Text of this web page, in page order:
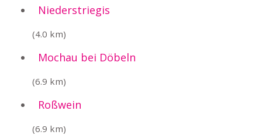
Niederstriegis
(4.0 km)
Mochau bei Döbeln
(6.9 km)
Roßwein
(6.9 km)